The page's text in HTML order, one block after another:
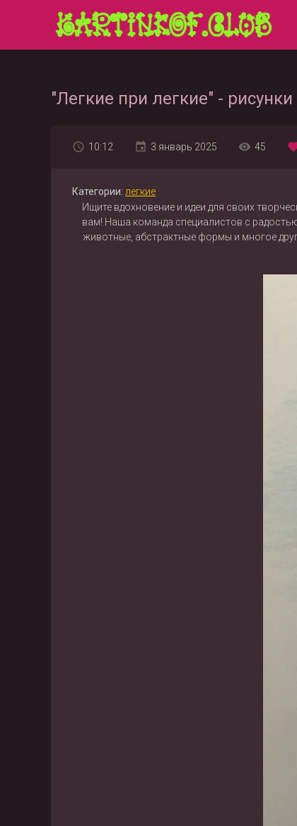
"Легкие при легкие" - рисунки
10:12 3 январь 2025 45
Категории: легкие
Ищите вдохновение и идеи для своих
вам! Наша команда специалистов с
животные, абстрактные формы и многое